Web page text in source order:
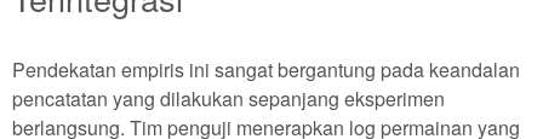
Pendekatan empiris ini sangat bergantung pada keandalan
pencatatan yang dilakukan sepanjang eksperimen
berlangsung. Tim penguji menerapkan log permainan yang